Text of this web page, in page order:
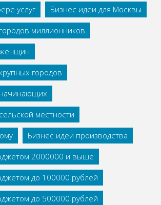
услуг
Бизнес идеи для Москвы
миллионников
городов
местности
Бизнес идеи производства
2000000 и выше
до 100000 рублей
до 500000 рублей